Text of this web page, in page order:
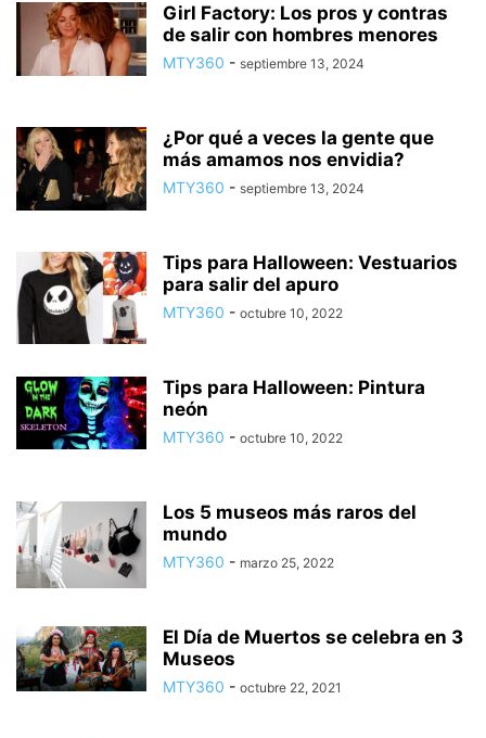
Girl Factory: Los pros y contras
de salir con hombres menores
MTY360 - septiembre 13, 2024
¿Por qué a veces la gente que
más amamos nos envidia?
MTY360 - septiembre 13, 2024
Tips para Halloween: Vestuarios
para salir del apuro
MTY360 - octubre 10, 2022
Tips para Halloween: Pintura
neón
MTY360 - octubre 10, 2022
Los 5 museos más raros del
mundo
MTY360 - marzo 25, 2022
El Día de Muertos se celebra en 3
Museos
MTY360 - octubre 22, 2021